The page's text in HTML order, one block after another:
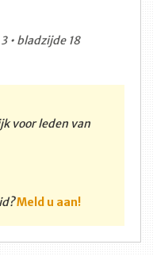
• bladzijde 18
voor leden van
Meld u aan!